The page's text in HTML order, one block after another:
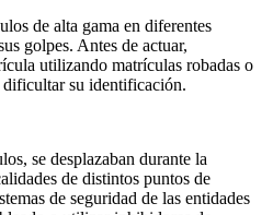
de alta gama en diferentes
golpes. Antes de actuar,
utilizando matrículas robadas o
su identificación.
se desplazaban durante la
de distintos puntos de
de seguridad de las entidades